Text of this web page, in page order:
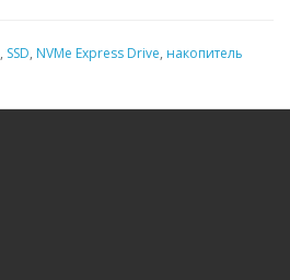
, SSD, NVMe Express Drive, накопитель